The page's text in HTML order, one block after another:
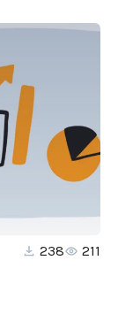
238 211